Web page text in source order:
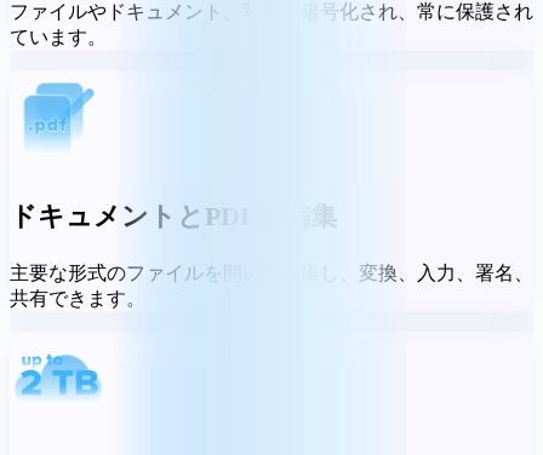
ファイルやドキュメント、写真は暗号化され、常に保護され
ています。
ドキュメントとPDFを編集
主要な形式のファイルを開いて編集し、変換、入力、署名、
共有できます。